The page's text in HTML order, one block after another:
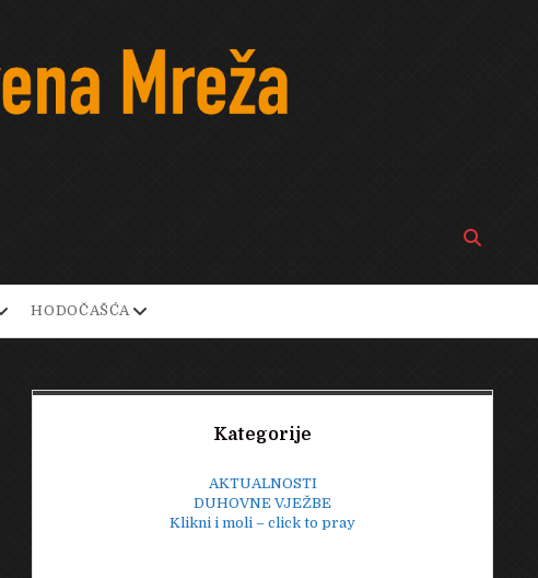
Open
bar
HODOČAŠĆA open
menu
Sidebar
Kategorije
AKTUALNOSTI
DUHOVNE VJEŽBE
Klikni i moli – click to pray